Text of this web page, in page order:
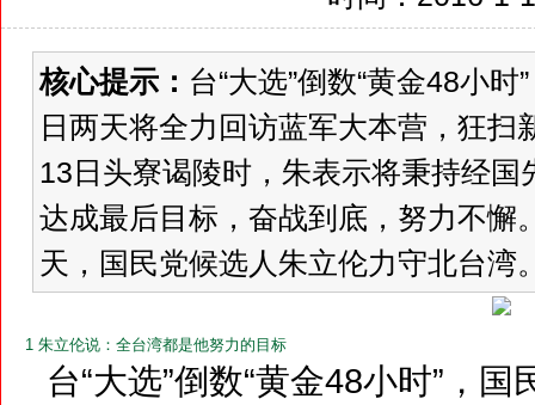
核心提示： 台“大选”倒数“黄金48小
日两天将全力回访蓝军大本营，狂扫
13日头寮谒陵时，朱表示将秉持经国
达成最后目标，奋战到底，努力不懈
天，国民党候选人朱立伦力守北台湾
1 朱立伦说：全台湾都是他努力的目标
台“大选”倒数“黄金48小时”，